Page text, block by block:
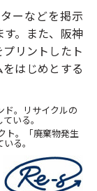
ーなどを掲示
す。また、阪神
リントしたト
はじめとする
ド。リサイクルの
いる。
ト。「廃棄物発生
る。